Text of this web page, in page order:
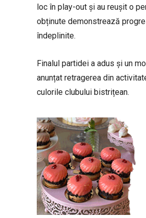
loc în play-out și au reușit o
obținute demonstrează
îndeplinite.
Finalul partidei a adus și un
anunțat retragerea din
culorile clubului bistrițean.